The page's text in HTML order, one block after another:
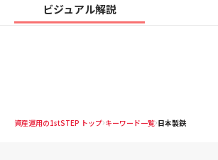
ビジュアル解説
資産運用の1stSTEP トップ キーワード一覧 日本製鉄